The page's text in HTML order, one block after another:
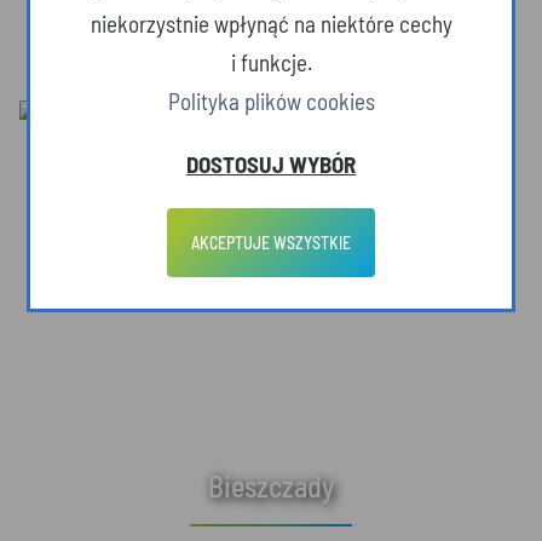
Bieszczady
niekorzystnie wpłynąć na niektóre cechy
i funkcje.
Polityka plików cookies
DOSTOSUJ WYBÓR
AKCEPTUJE WSZYSTKIE